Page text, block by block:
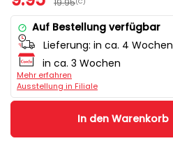
19.95(C)
Auf Bestellung verfügbar
Lieferung: in ca. 4 Wochen
in ca. 3 Wochen
Mehr erfahren
Ausstellung in Filiale
In den Warenkorb